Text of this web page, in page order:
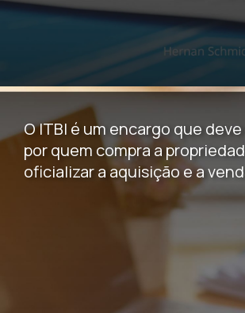
O ITBI é um encargo que
por quem compra a
oficializar a aquisição e a